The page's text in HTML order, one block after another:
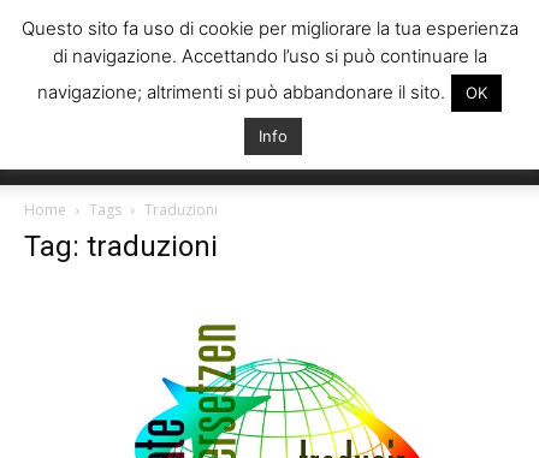
Italiani
Home Tags Traduzioni
Tag: traduzioni
Questo sito fa uso di cookie per migliorare la tua esperienza
di navigazione. Accettando l’uso si può continuare la
navigazione; altrimenti si può abbandonare il sito.
OK
Info